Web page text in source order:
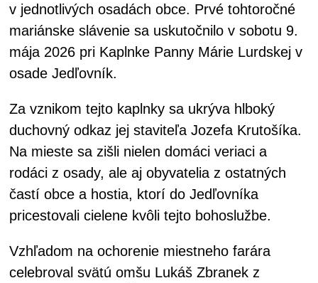
v jednotlivých osadách obce. Prvé tohtoročné
mariánske slávenie sa uskutočnilo v sobotu 9.
mája 2026 pri Kaplnke Panny Márie Lurdskej v
osade Jedľovník.
Za vznikom tejto kaplnky sa ukrýva hlboký
duchovný odkaz jej staviteľa Jozefa Krutošíka.
Na mieste sa zišli nielen domáci veriaci a
rodáci z osady, ale aj obyvatelia z ostatných
častí obce a hostia, ktorí do Jedľovníka
pricestovali cielene kvôli tejto bohoslužbe.
Vzhľadom na ochorenie miestneho farára
celebroval svätú omšu Lukáš Zbranek z